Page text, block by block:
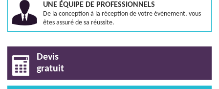
UNE ÉQUIPE DE PROFESSIONNELS
De la conception à la réception de votre événement, vous
êtes assuré de sa réussite.
Devis
gratuit